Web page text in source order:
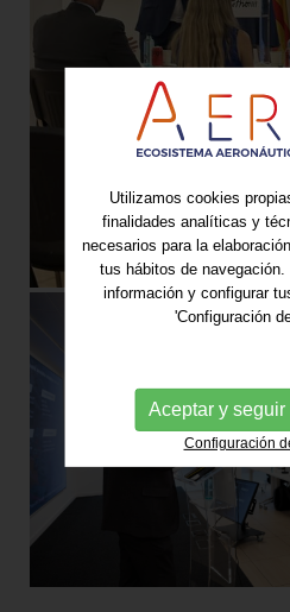
Utilizamos cookies
finalidades analíticas y
necesarios para la
tus hábitos de
información y configurar
'Configuración
Aceptar y
Configuración